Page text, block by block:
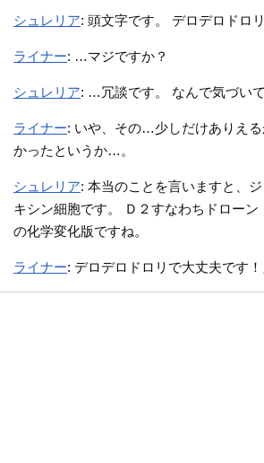
シュレリア: 頭文字です。 デロデロドロ
ライナー: …マジですか？
シュレリア: …冗談です。 なんで気づい
ライナー: いや、その…少しだけありえ
かったというか…。
シュレリア: 本当のことを言いますと、
キシン細胞です。 Ｄ２すなわちドロー
の化学変化版ですね。
ライナー: デロデロドロリで大丈夫です！